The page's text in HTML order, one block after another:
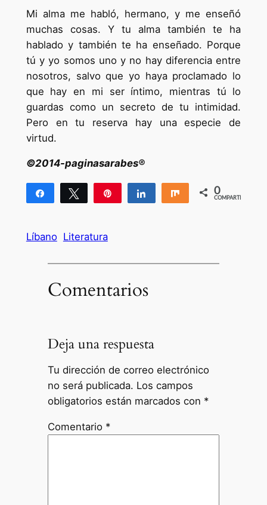
Mi alma me habló, hermano, y me enseñó
muchas cosas. Y tu alma también te ha
hablado y también te ha enseñado. Porque
tú y yo somos uno y no hay diferencia entre
nosotros, salvo que yo haya proclamado lo
que hay en mi ser íntimo, mientras tú lo
guardas como un secreto de tu intimidad.
Pero en tu reserva hay una especie de
virtud.
©2014-paginasarabes®
Compartir Twittear Compartir Compartir
0
COMPARTIR
Líbano Literatura
Comentarios
Deja una respuesta
Tu dirección de correo electrónico
no será publicada. Los campos
obligatorios están marcados con *
Comentario *